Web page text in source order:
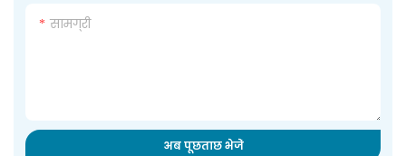
सामग्री
अब पूछताछ भेजें